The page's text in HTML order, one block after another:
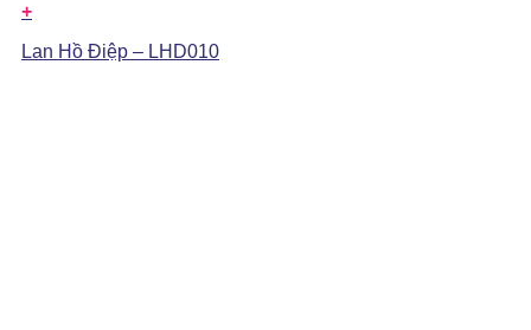
+
Lan Hồ Điệp – LHD010